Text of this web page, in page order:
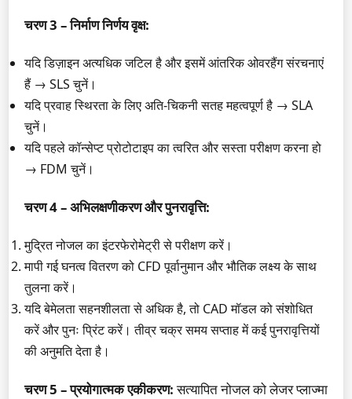
चरण 3 – निर्माण निर्णय वृक्ष:
यदि डिज़ाइन अत्यधिक जटिल है और इसमें आंतरिक ओवरहैंग संरचनाएं
हैं → SLS चुनें।
यदि प्रवाह स्थिरता के लिए अति-चिकनी सतह महत्वपूर्ण है → SLA
चुनें।
यदि पहले कॉन्सेप्ट प्रोटोटाइप का त्वरित और सस्ता परीक्षण करना हो
→ FDM चुनें।
चरण 4 – अभिलक्षणीकरण और पुनरावृत्ति:
मुद्रित नोजल का इंटरफेरोमेट्री से परीक्षण करें।
मापी गई घनत्व वितरण को CFD पूर्वानुमान और भौतिक लक्ष्य के साथ
तुलना करें।
यदि बेमेलता सहनशीलता से अधिक है, तो CAD मॉडल को संशोधित
करें और पुनः प्रिंट करें। तीव्र चक्र समय सप्ताह में कई पुनरावृत्तियों
की अनुमति देता है।
चरण 5 – प्रयोगात्मक एकीकरण:सत्यापित नोजल को लेजर प्लाज्मा